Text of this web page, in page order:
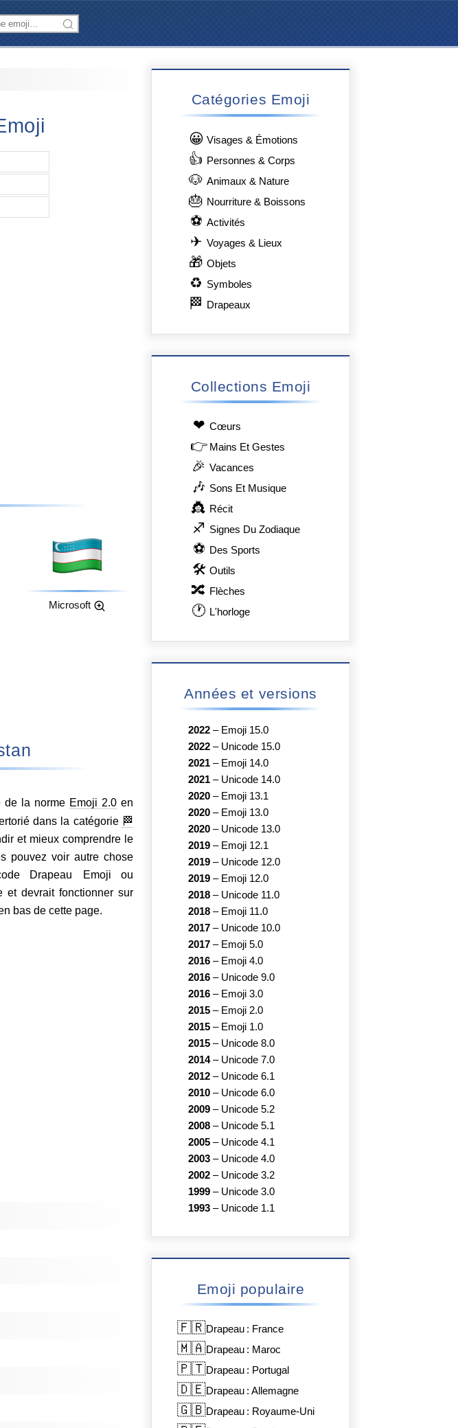
Microsoft
de la norme Emoji 2.0en
dans la catégorie 🏁
et mieux comprendre le
pouvez voir autre chose
Drapeau Emoji ou
et devrait fonctionner sur
bas de cette page.
Catégories Emoji
😀 Visages & Émotions
👍 Personnes & Corps
🐶 Animaux & Nature
🎂 Nourriture & Boissons
⚽ Activités
✈ Voyages & Lieux
🎁 Objets
♻ Symboles
🏁 Drapeaux
Collections Emoji
❤ Сœurs
👉 Mains Et Gestes
🎉 Vacances
🎶 Sons Et Musique
👸 Récit
♐ Signes Du Zodiaque
⚽ Des Sports
🛠 Outils
🔀 Flèches
🕐 L'horloge
Années et versions
2022 – Emoji 15.0
2022 – Unicode 15.0
2021 – Emoji 14.0
2021 – Unicode 14.0
2020 – Emoji 13.1
2020 – Emoji 13.0
2020 – Unicode 13.0
2019 – Emoji 12.1
2019 – Unicode 12.0
2019 – Emoji 12.0
2018 – Unicode 11.0
2018 – Emoji 11.0
2017 – Unicode 10.0
2017 – Emoji 5.0
2016 – Emoji 4.0
2016 – Unicode 9.0
2016 – Emoji 3.0
2015 – Emoji 2.0
2015 – Emoji 1.0
2015 – Unicode 8.0
2014– Unicode 7.0
2012 – Unicode 6.1
2010 – Unicode 6.0
2009 – Unicode 5.2
2008 – Unicode 5.1
2005 – Unicode 4.1
2003 – Unicode 4.0
2002 – Unicode 3.2
1999 – Unicode 3.0
1993 – Unicode 1.1
Emoji populaire
🇫🇷Drapeau : France
🇲🇦Drapeau : Maroc
🇵🇹Drapeau : Portugal
🇩🇪Drapeau : Allemagne
🇬🇧Drapeau : Royaume-Uni